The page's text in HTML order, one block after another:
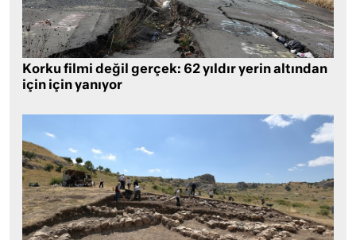
Korku filmi değil gerçek: 62 yıldır yerin altından
için için yanıyor